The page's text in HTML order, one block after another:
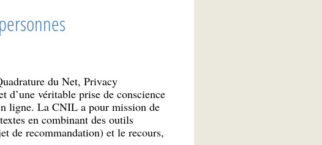
du Net, Privacy
véritable prise de conscience
ligne. La CNIL a pour mission de
en combinant des outils
de recommandation) et le recours,